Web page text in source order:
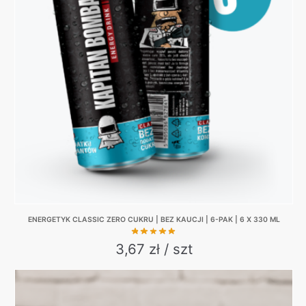
The
options
may
be
chosen
on
the
product
page
ENERGETYK CLASSIC ZERO CUKRU | BEZ KAUCJI | 6-PAK | 6 X 330 ML
3,67 zł / szt